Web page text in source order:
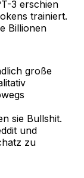
3 erschien
trainiert.
Billionen
große
sie Bullshit.
und
zu